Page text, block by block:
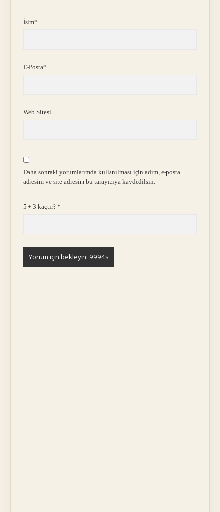
İsim*
E-Posta*
Web Sitesi
Daha sonraki yorumlarımda kullanılması için adım, e-posta
adresim ve site adresim bu tarayıcıya kaydedilsin.
5 + 3 kaçtır?*